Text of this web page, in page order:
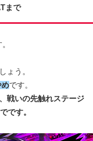
まで
ょう。
めです。
戦いの先触れステージ
です。